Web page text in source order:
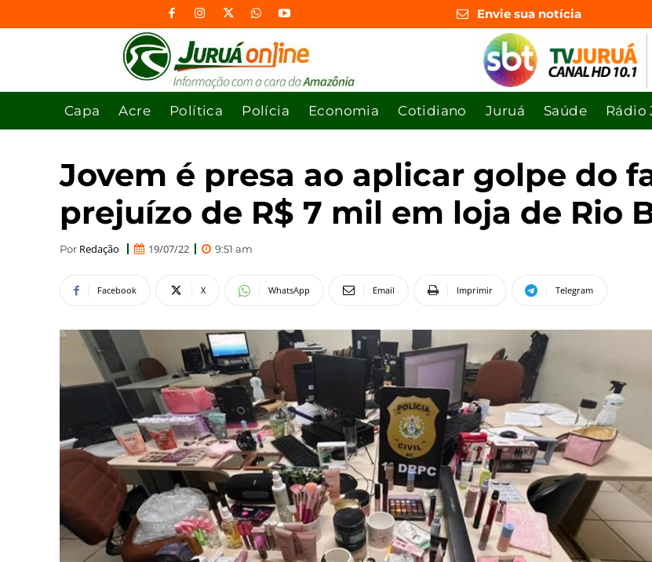
Envie sua notícia
Capa Acre Política Polícia Economia Cotidiano Juruá Saúde Rádio
Jovem é presa ao aplicar golpe do
prejuízo de R$ 7 mil em loja de Rio
Por Redação 19/07/22 9:51 am
Facebook X WhatsApp Email Imprimir Telegram